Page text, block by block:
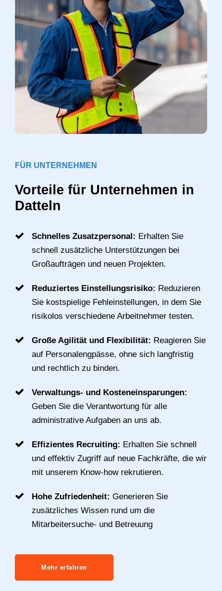
FÜR UNTERNEHMEN
Vorteile für Unternehmen in
Datteln
Schnelles Zusatzpersonal: Erhalten Sie
schnell zusätzliche Unterstützungen bei
Großaufträgen und neuen Projekten.
Reduziertes Einstellungsrisiko: Reduzieren
Sie kostspielige Fehleinstellungen, in dem Sie
risikolos verschiedene Arbeitnehmer testen.
Große Agilität und Flexibilität: Reagieren Sie
auf Personalengpässe, ohne sich langfristig
und rechtlich zu binden.
Verwaltungs- und Kosteneinsparungen:
Geben Sie die Verantwortung für alle
administrative Aufgaben an uns ab.
Effizientes Recruiting: Erhalten Sie schnell
und effektiv Zugriff auf neue Fachkräfte, die wir
mit unserem Know-how rekrutieren.
Hohe Zufriedenheit: Generieren Sie
zusätzliches Wissen rund um die
Mitarbeitersuche- und Betreuung
Mehr erfahren